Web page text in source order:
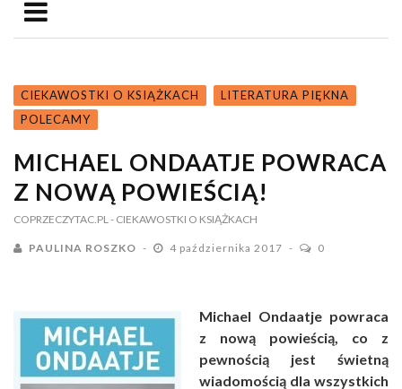
CIEKAWOSTKI O KSIĄŻKACH
LITERATURA PIĘKNA
POLECAMY
MICHAEL ONDAATJE POWRACA
Z NOWĄ POWIEŚCIĄ!
COPRZECZYTAC.PL - CIEKAWOSTKI O KSIĄŻKACH
PAULINA ROSZKO 4 października 2017 0
Michael Ondaatje powraca
z nową powieścią, co z
pewnością jest świetną
wiadomością dla wszystkich